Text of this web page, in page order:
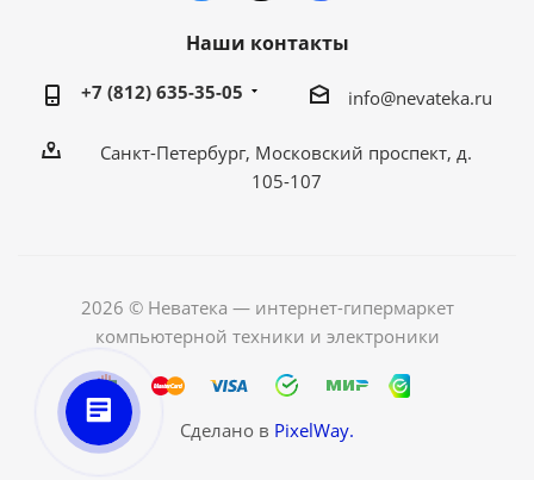
Наши контакты
+7 (812) 635-35-05 info@nevateka.ru
Санкт-Петербург, Московский проспект, д.
105-107
2026 © Неватека — интернет-гипермаркет
компьютерной техники и электроники
Сделано в PixelWay.